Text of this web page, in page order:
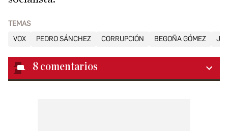
TEMAS
VOX
PEDRO SÁNCHEZ CORRUPCIÓN BEGOÑA GÓMEZ
8 comentarios